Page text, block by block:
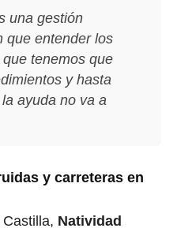
una gestión
que entender los
tenemos que
y hasta
ayuda no va a
y carreteras en
Natividad